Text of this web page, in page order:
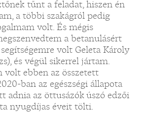
tűnt a feladat, hiszen én
a többi szakágról pedig
volt. És mégis
a betanulásért
volt Geleta Károly
és végül sikerrel jártam.
volt ebben az összetett
ban az egészségi állapota
adnia az öttusázók úszó edzői
nyugdíjas éveit tölti.